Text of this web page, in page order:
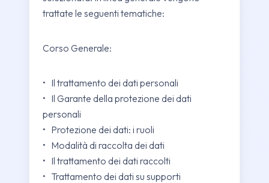
trattate le seguenti tematiche:
Corso Generale:
• Il trattamento dei dati personali
• Il Garante della protezione dei dati
personali
• Protezione dei dati: i ruoli
• Modalità di raccolta dei dati
• Il trattamento dei dati raccolti
• Trattamento dei dati su supporti